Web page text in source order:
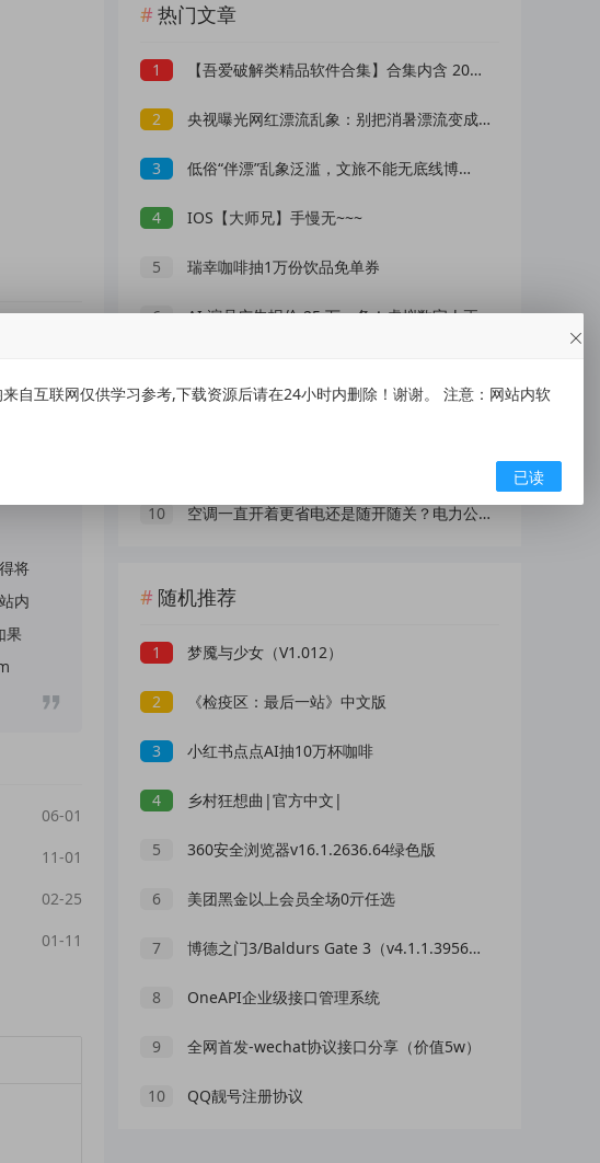
将
内
果
06-01
11-01
02-25
01-11
热门文章
1 【吾爱破解类精品软件合集】合集内含 2000 +实用工具 【1.5GB】
2 央视曝光网红漂流乱象：别把消暑漂流变成一场冒险赌命
3 低俗“伴漂”乱象泛滥，文旅不能无底线博流量
4 IOS【大师兄】手慢无~~~
5 瑞幸咖啡抽1万份饮品免单券
6 AI 演员广告报价 25 万一条！虚拟数字人正在抢占真人演员市场？
10 空调一直开着更省电还是随开随关？电力公司官方给出标准答案
随机推荐
1 梦魇与少女（V1.012）
2 《检疫区：最后一站》中文版
3 小红书点点AI抽10万杯咖啡
4 乡村狂想曲|官方中文|
5 360安全浏览器v16.1.2636.64绿色版
6 美团黑金以上会员全场0亓任选
7 博德之门3/Baldurs Gate 3（v4.1.1.3956130正式版/单机/局域网联机/网络联机）
8 OneAPI企业级接口管理系统
9 全网首发-wechat协议接口分享（价值5w）
10 QQ靓号注册协议
自互联网仅供学习参考,下载资源后请在24小时内删除！谢谢。 注意：网站内软
已读